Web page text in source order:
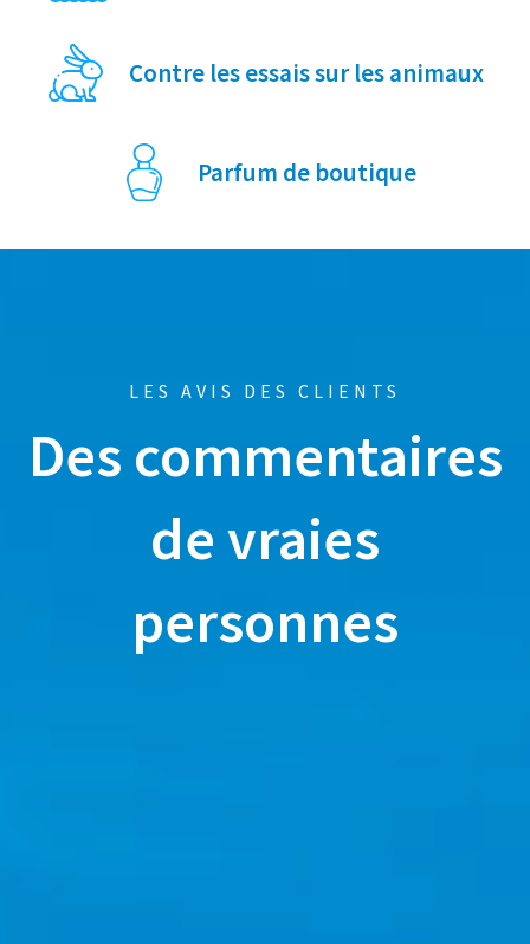
Contre les essais sur les animaux
Parfum de boutique
LES AVIS DES CLIENTS
Des commentaires
de vraies
personnes